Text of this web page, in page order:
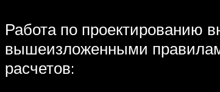
Работа по проектированию
вышеизложенными
расчетов: